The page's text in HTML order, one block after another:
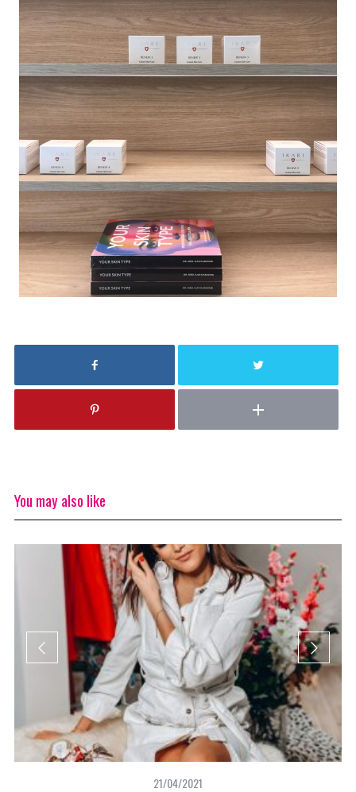
You may also like
21/04/2021